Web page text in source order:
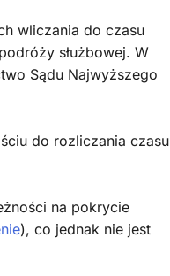
wliczania do czasu
służbowej. W
Sądu Najwyższego
do rozliczania czasu
na pokrycie
), co jednak nie jest